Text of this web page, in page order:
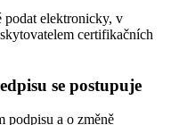
podat elektronicky, v
certifikačních
se postupuje
podpisu a o změně